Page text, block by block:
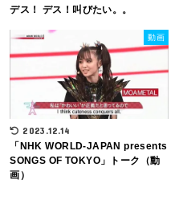
デス！ デス！叫びたい。。
動画
2023.12.14
「NHK WORLD-JAPAN presents
SONGS OF TOKYO」トーク（動
画）